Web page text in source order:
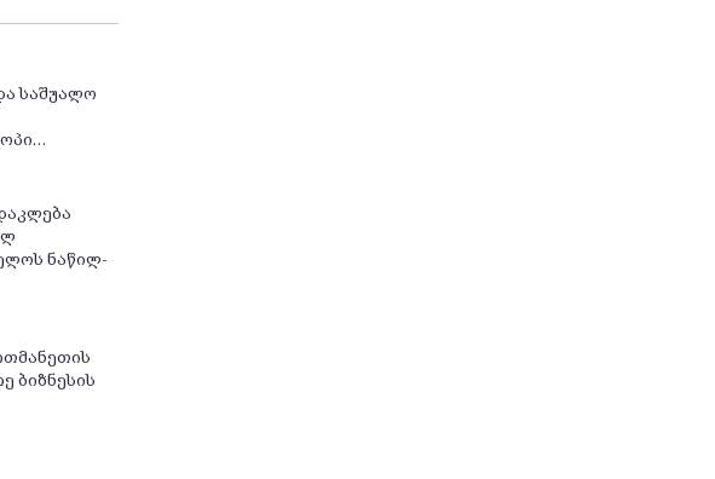
საშუალო
ნაწილ-
ბიზნესის